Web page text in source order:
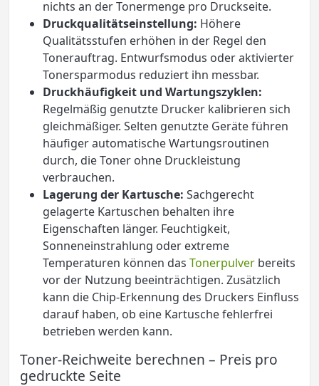
nichts an der Tonermenge pro Druckseite.
Druckqualitätseinstellung: Höhere
Qualitätsstufen erhöhen in der Regel den
Tonerauftrag. Entwurfsmodus oder aktivierter
Tonersparmodus reduziert ihn messbar.
Druckhäufigkeit und Wartungszyklen:
Regelmäßig genutzte Drucker kalibrieren sich
gleichmäßiger. Selten genutzte Geräte führen
häufiger automatische Wartungsroutinen
durch, die Toner ohne Druckleistung
verbrauchen.
Lagerung der Kartusche: Sachgerecht
gelagerte Kartuschen behalten ihre
Eigenschaften länger. Feuchtigkeit,
Sonneneinstrahlung oder extreme
Temperaturen können das Tonerpulver bereits
vor der Nutzung beeinträchtigen. Zusätzlich
kann die Chip-Erkennung des Druckers Einfluss
darauf haben, ob eine Kartusche fehlerfrei
betrieben werden kann.
Toner-Reichweite berechnen – Preis pro
gedruckte Seite